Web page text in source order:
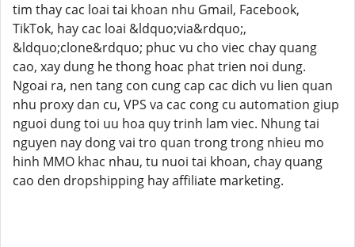
tim thay cac loai tai khoan nhu Gmail, Facebook,
TikTok, hay cac loai &ldquo;via&rdquo;,
&ldquo;clone&rdquo; phuc vu cho viec chay quang
cao, xay dung he thong hoac phat trien noi dung.
Ngoai ra, nen tang con cung cap cac dich vu lien quan
nhu proxy dan cu, VPS va cac cong cu automation giup
nguoi dung toi uu hoa quy trinh lam viec. Nhung tai
nguyen nay dong vai tro quan trong trong nhieu mo
hinh MMO khac nhau, tu nuoi tai khoan, chay quang
cao den dropshipping hay affiliate marketing.